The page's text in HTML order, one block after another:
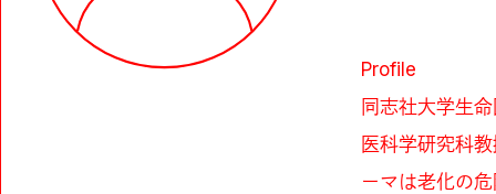
Profile
同志社大学生
医科学研究科
ーマは老化の